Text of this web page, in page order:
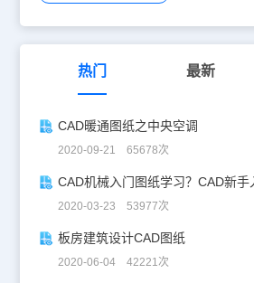
热门 最新
CAD暖通图纸之中央空调
2020-09-21 65678次
2020-03-23 53977次
板房建筑设计CAD图纸
2020-06-04 42221次